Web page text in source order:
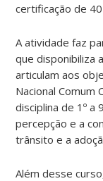
certificação de
A atividade faz
que disponibiliza
articulam aos
Nacional Comum
disciplina de 1º a
percepção e a
trânsito e a
Além desse